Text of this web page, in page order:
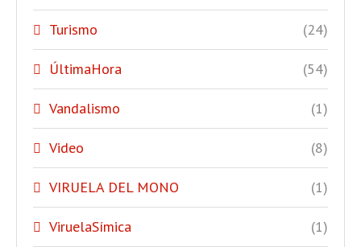
Turismo (24)
ÚltimaHora (54)
Vandalismo (1)
Video (8)
VIRUELA DEL MONO (1)
ViruelaSímica (1)